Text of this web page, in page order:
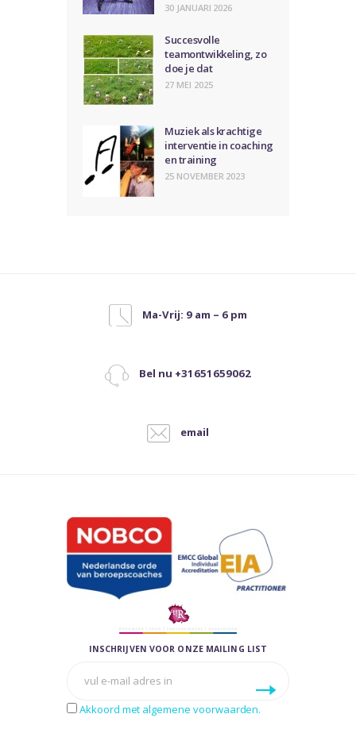
30 JANUARI 2026
Succesvolle
teamontwikkeling, zo
doe je dat
27 MEI 2025
Muziek als krachtige
interventie in coaching
en training
25 NOVEMBER 2023
Ma-Vrij: 9 am – 6 pm
Bel nu +31651659062
email
INSCHRIJVEN VOOR ONZE MAILING LIST
Akkoord met algemene voorwaarden.